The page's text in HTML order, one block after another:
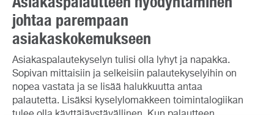
johtaa parempaan
asiakaskokemukseen
Asiakaspalautekyselyn tulisi olla lyhyt ja napakka.
Sopivan mittaisiin ja selkeisiin palautekyselyihin on
nopea vastata ja se lisää halukkuutta antaa
palautetta. Lisäksi kyselylomakkeen toimintalogiikan